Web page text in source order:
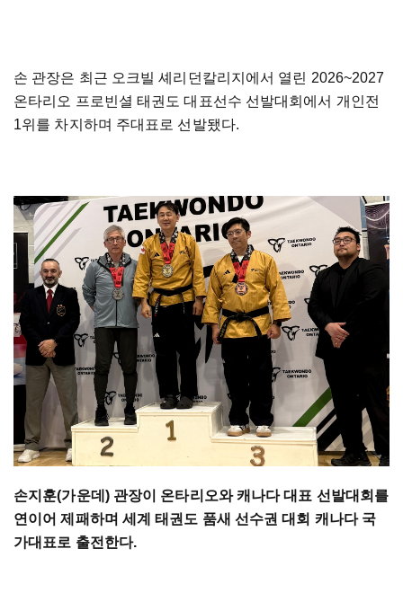
손 관장은 최근 오크빌 셰리던칼리지에서 열린 2026~2027
온타리오 프로빈셜 태권도 대표선수 선발대회에서 개인전
1위를 차지하며 주대표로 선발됐다.
손지훈(가운데) 관장이 온타리오와 캐나다 대표 선발대회를
연이어 제패하며 세계 태권도 품새 선수권 대회 캐나다 국
가대표로 출전한다.